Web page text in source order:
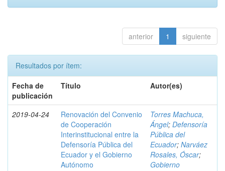
anterior 1 siguiente
Resultados por ítem:
Fecha de
publicación
Título Autor(es)
2019-04-24
Renovación del Convenio
de Cooperación
Interinstitucional entre la
Defensoría Pública del
Ecuador y el Gobierno
Autónomo
Torres Machuca,
Ángel; Defensoría
Pública del
Ecuador; Narváez
Rosales, Óscar;
Gobierno